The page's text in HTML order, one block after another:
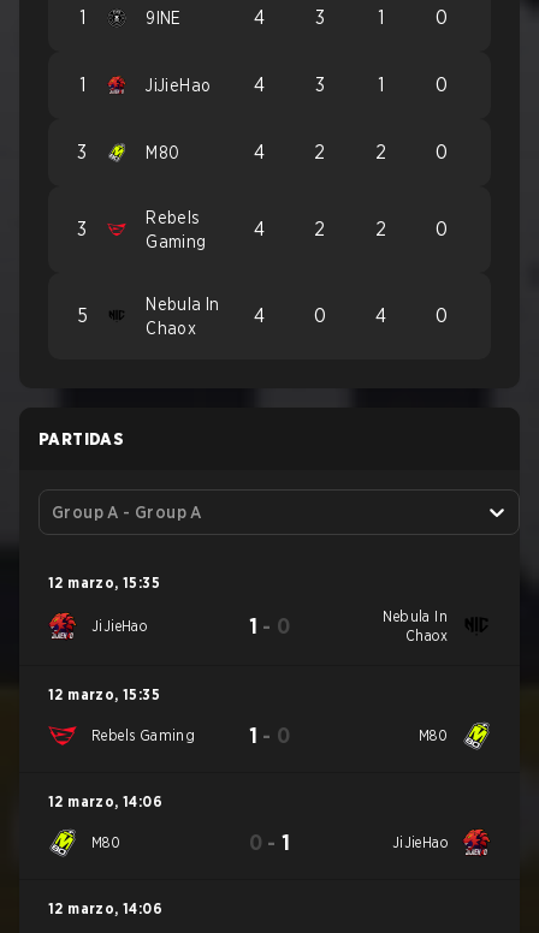
1 9INE 4 3 1 0
1 JiJieHao 4 3 1 0
3 M80 4 2 2 0
3
Rebels
Gaming
4 2 2 0
5
Nebula In
Chaox
4 0 4 0
PARTIDAS
Group A - Group A
12 marzo, 15:35
JiJieHao 1 - 0
Nebula In
Chaox
12 marzo, 15:35
Rebels Gaming 1 - 0 M80
12 marzo, 14:06
M80 0 -1 JiJieHao
12 marzo, 14:06